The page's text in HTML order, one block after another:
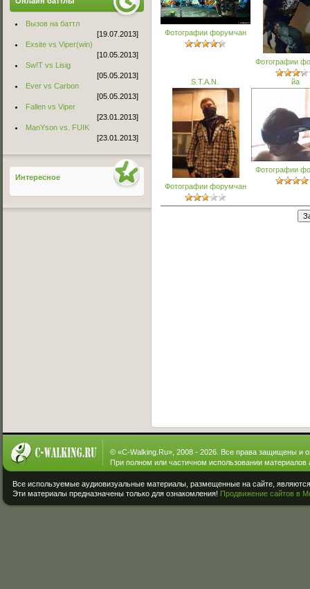
Фотографии форумчан
Фотографии
S.T.A.N.
Фотографии форумчан
йа
Фотографии
Вызов на баттл
[19.07.2013]
Exsite vs Viper(win)
[10.05.2013]
Sw!T vs Lisig
[05.05.2013]
Ever vs Carbon
[05.05.2013]
Fallen vs Viper
[23.01.2013]
ManYson vs. FUIK
[23.01.2013]
Интересное
© «C-Walking.Ru», 2008 - 2026. Все права защищены и
При полном или частичном использовании материалов
Все используемые аудиовизуальные материалы, размещенные на сайте,
Эти материалы предназначены только для ознакомления! Продвижение сайтов в